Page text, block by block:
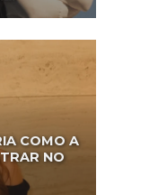
COMO A
NO